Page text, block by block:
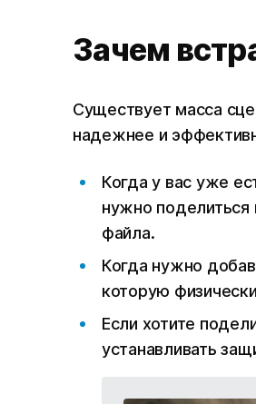
Зачем
Существует масса
надежнее и
Когда у вас уже
нужно поделиться
файла.
Когда нужно
которую
Если хотите
устанавливать